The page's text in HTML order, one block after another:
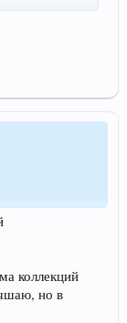
коллекций
но в